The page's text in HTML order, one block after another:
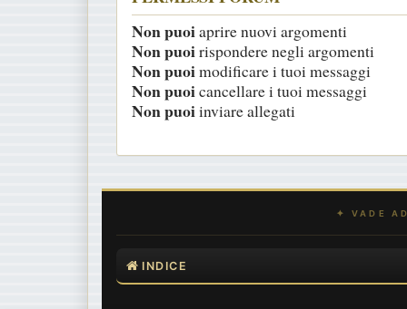
Non puoiaprire nuovi argomenti
Non puoirispondere negli argomenti
Non puoimodificare i tuoi messaggi
Non puoicancellare i tuoi messaggi
Non puoiinviare allegati
INDICE